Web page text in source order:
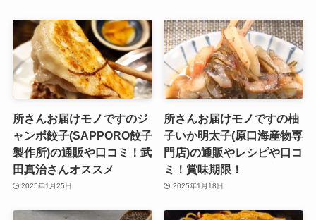
所さんお届けモノですのジ
ャンボ餃子(SAPPORO餃子
製作所)の通販や口コミ！武
田真治さんオススメ
2025年1月25日
所さんお届けモノですの柚
子いか明太子(原口海産物専
門店)の通販やレシピや口コ
ミ！賞味期限！
2025年1月18日